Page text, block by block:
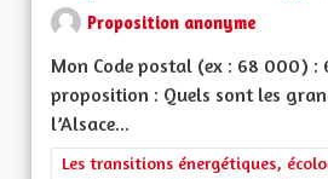
Proposition anonyme
Mon Code postal (ex : 68 000) :
proposition : Quels sont les
l’Alsace...
Filtrer les résultats de la
Les transitions énergétiques,